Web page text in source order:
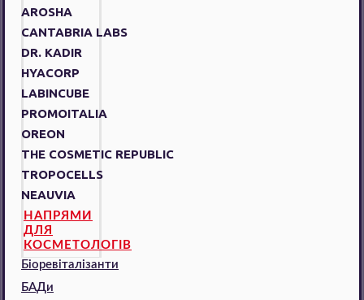
AROSHA
CANTABRIA LABS
DR. KADIR
HYACORP
LABINCUBE
PROMOITALIA
OREON
THE COSMETIC REPUBLIC
TROPOCELLS
NEAUVIA
НАПРЯМИ
ДЛЯ
КОСМЕТОЛОГІВ
Біоревіталізанти
БАДи